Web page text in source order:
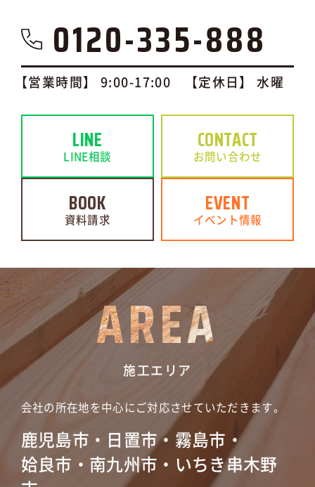
0120-335-888
【営業時間】 9:00-17:00 【定休日】 水曜
LINE
LINE相談
CONTACT
お問い合わせ
BOOK
資料請求
EVENT
イベント情報
AREA
施工エリア
会社の所在地を中心にご対応させていただきます。
鹿児島市・日置市・霧島市・
姶良市・南九州市・いちき串木野